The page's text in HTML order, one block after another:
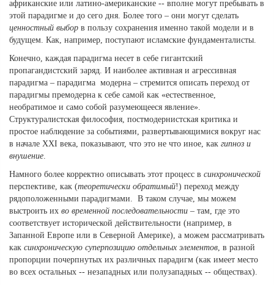
африканские или латино-американские -- вполне могут пребывать в
этой парадигме и до сего дня. Более того – они могут сделать
ценностный выбор в пользу сохранения именно такой модели и в
будущем. Как, например, поступают исламские фундаменталисты.
Конечно, каждая парадигма несет в себе гигантский
пропагандистский заряд. И наиболее активная и агрессивная
парадигма – парадигма модерна – стремится описать переход от
парадигмы премодерна к себе самой как «естественное,
необратимое и само собой разумеющееся явление».
Структуралистская философия, постмодернистская критика и
простое наблюдение за событиями, развертывающимися вокруг нас
в начале XXI века, показывают, что это не что иное, как гипноз и
внушение.
Намного более корректно описывать этот процесс в синхронической
перспективе, как (теоретически обратимый!) переход между
рядоположенными парадигмами. В таком случае, мы можем
выстроить их во временной последовательности – там, где это
соответствует исторической действительности (например, в
Запанной Европе или в Северной Америке), а можем рассматривать
как синхроническую суперпозицию отдельных элементов, в разной
пропорции почерпнутых их различных парадигм (как имеет место
во всех остальных -- незападных или полузападных -- обществах).